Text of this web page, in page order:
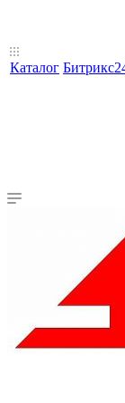
Каталог